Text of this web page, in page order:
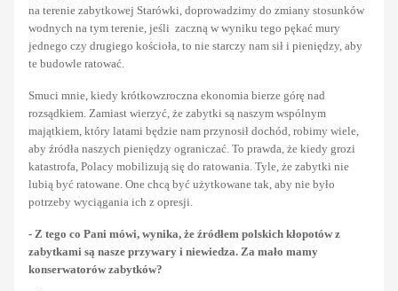
na terenie zabytkowej Starówki, doprowadzimy do zmiany stosunków
wodnych na tym terenie, jeśli zaczną w wyniku tego pękać mury
jednego czy drugiego kościoła, to nie starczy nam sił i pieniędzy, aby
te budowle ratować.
Smuci mnie, kiedy krótkowzroczna ekonomia bierze górę nad
rozsądkiem. Zamiast wierzyć, że zabytki są naszym wspólnym
majątkiem, który latami będzie nam przynosił dochód, robimy wiele,
aby źródła naszych pieniędzy ograniczać. To prawda, że kiedy grozi
katastrofa, Polacy mobilizują się do ratowania. Tyle, że zabytki nie
lubią być ratowane. One chcą być użytkowane tak, aby nie było
potrzeby wyciągania ich z opresji.
- Z tego co Pani mówi, wynika, że źródłem polskich kłopotów z
zabytkami są nasze przywary i niewiedza. Za mało mamy
konserwatorów zabytków?